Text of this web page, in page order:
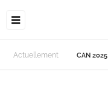
Actuellement CAN 2025